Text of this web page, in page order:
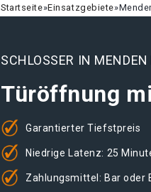
Startseite»Einsatzgebiete»
SCHLOSSER IN
Türöffnung
Garantierter Tiefstpreis
Niedrige Latenz: 25
Zahlungsmittel: Bar oder